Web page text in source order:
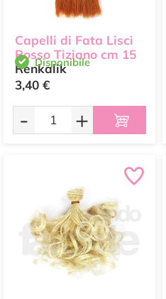
Capelli di Fata Lisci
Rosso Tiziano cm 15
Renkalik
Disponibile
3,40 €
- +